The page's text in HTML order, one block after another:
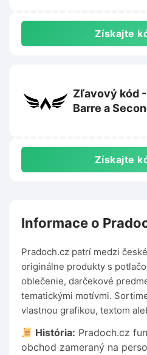
Získajte
Zľavový kód
Barre a
Získajte
Informace o
Pradoch.cz patrí medzi
originálne produkty s
oblečenie, darčekové
tematickými motívmi.
vlastnou grafikou, textom
História: Pradoch.cz
obchod zameraný na